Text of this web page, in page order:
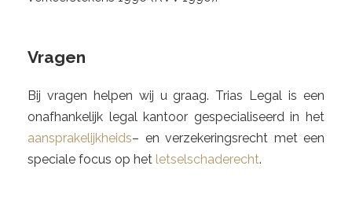
Vragen
Bij vragen helpen wij u graag. Trias Legal is een
onafhankelijk legal kantoor gespecialiseerd in het
aansprakelijkheids– en verzekeringsrecht met een
speciale focus op het letselschaderecht.